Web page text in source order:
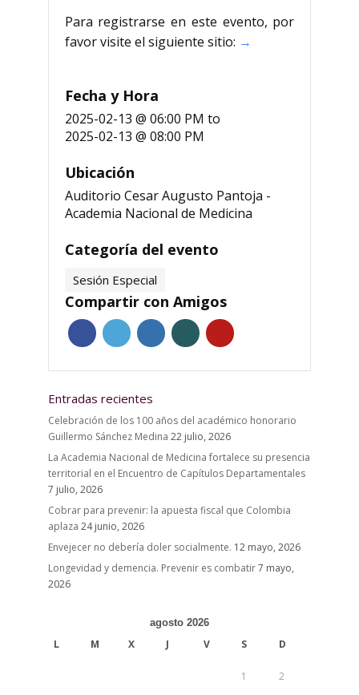
Para registrarse en este evento, por
favor visite el siguiente sitio: →
Fecha y Hora
2025-02-13 @ 06:00 PM to
2025-02-13 @ 08:00 PM
Ubicación
Auditorio Cesar Augusto Pantoja -
Academia Nacional de Medicina
Categoría del evento
Sesión Especial
Compartir con Amigos
Entradas recientes
Celebración de los 100 años del académico honorario
Guillermo Sánchez Medina 22 julio, 2026
La Academia Nacional de Medicina fortalece su presencia
territorial en el Encuentro de Capítulos Departamentales
7 julio, 2026
Cobrar para prevenir: la apuesta fiscal que Colombia
aplaza 24 junio, 2026
Envejecer no debería doler socialmente. 12 mayo, 2026
Longevidad y demencia. Prevenir es combatir7 mayo,
2026
agosto 2026
L M X J V S D
1 2